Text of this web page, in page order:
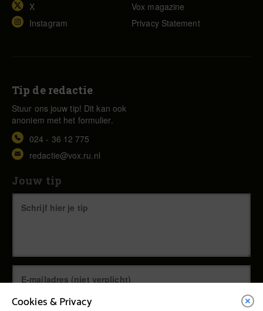
X
Instagram
Vox magazine
Privacy Statement
Tip de redactie
Stuur ons jouw tip! Dit kan ook
anoniem met het formulier.
024 - 36 12 775
redactie@vox.ru.nl
Jouw tip
Cookies & Privacy